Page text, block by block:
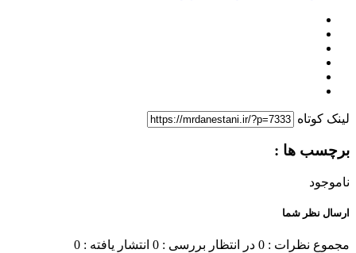
لینک کوتاه
برچسب ها :
ناموجود
ارسال نظر شما
مجموع نظرات : 0 در انتظار بررسی : 0 انتشار یافته : 0